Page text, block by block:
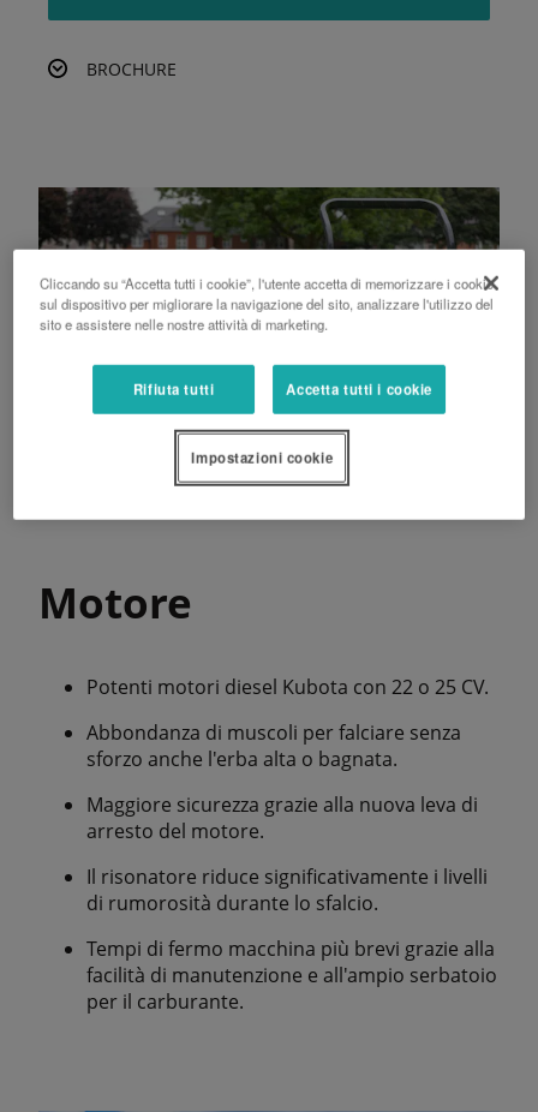
BROCHURE
Motore
Potenti motori diesel Kubota con 22 o 25 CV.
Abbondanza di muscoli per falciare senza
sforzo anche l'erba alta o bagnata.
Maggiore sicurezza grazie alla nuova leva di
arresto del motore.
Il risonatore riduce significativamente i livelli
di rumorosità durante lo sfalcio.
Tempi di fermo macchina più brevi grazie alla
facilità di manutenzione e all'ampio serbatoio
per il carburante.
Cliccando su “Accetta tutti i cookie”, l'utente accetta di memorizzare i cookie
sul dispositivo per migliorare la navigazione del sito, analizzare l'utilizzo del
sito e assistere nelle nostre attività di marketing.
Rifiuta tutti Accetta tutti i cookie
Impostazioni cookie